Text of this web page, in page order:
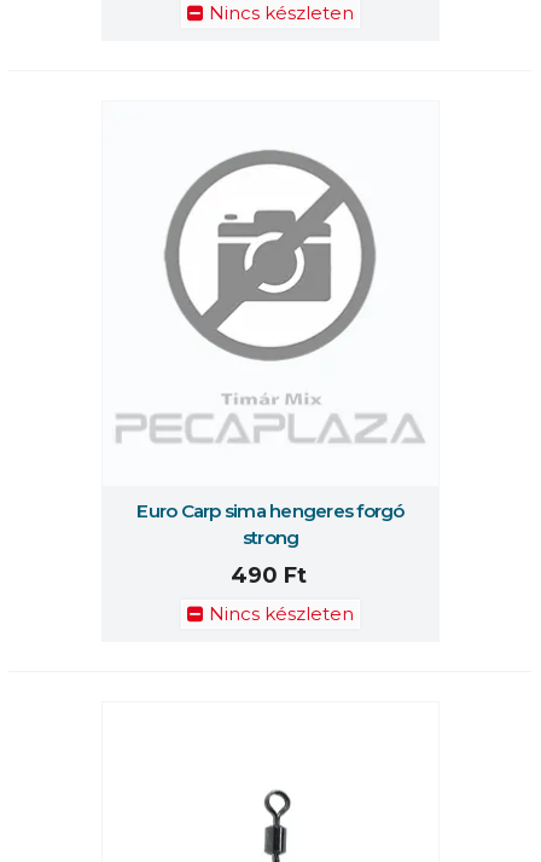
Nincs készleten
Euro Carp sima hengeres forgó
strong
490 Ft
Nincs készleten